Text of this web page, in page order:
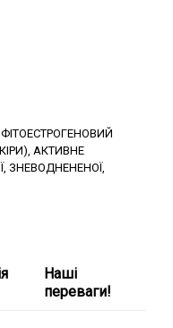
АКТИВНЕ
ЗНЕВОДНЕНЕНОЇ,
Наші
переваги!